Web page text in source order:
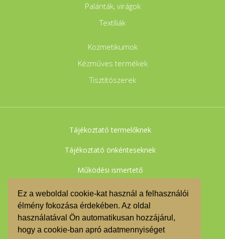
Ez a weboldal cookie-kat használ a felhasználói
élmény fokozása érdekében. Az oldal
használatával Ön automatikusan hozzájárul,
hogy a cookie-ban apró adatmennyiséget
Palánták, virágok
Textíliák
Kozmetikumok
Kézműves termékek
Tisztítószerek
Tájékoztató termelőknek
Tájékoztató önkénteseknek
Működési ismertető
Adatkezelési tájékoztató
Felhasználási feltételek
Impresszum